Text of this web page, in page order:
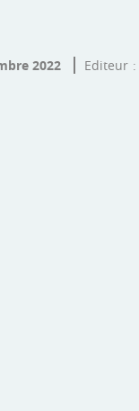
2022 Editeur